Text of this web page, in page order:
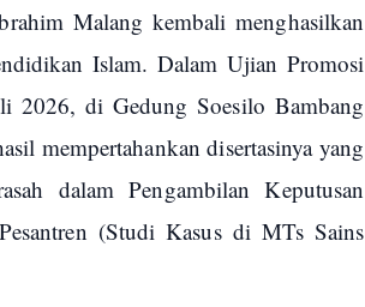
Malang kembali menghasilkan
Islam. Dalam Ujian Promosi
2026, di Gedung Soesilo Bambang
mempertahankan disertasinya yang
dalam Pengambilan Keputusan
(Studi Kasus di MTs Sains